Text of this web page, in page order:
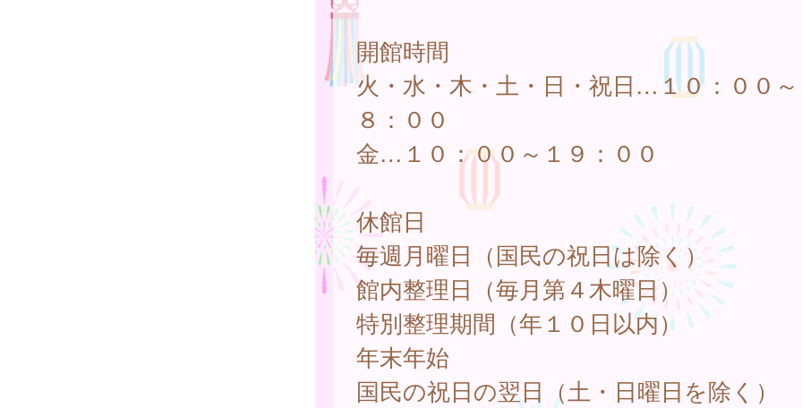
開館時間
火・水・木・土・日・祝日…１０：００
８：００
金…１０：００～１９：００
休館日
毎週月曜日（国民の祝日は除く）
館内整理日（毎月第４木曜日）
特別整理期間（年１０日以内）
年末年始
国民の祝日の翌日（土・日曜日を除く）